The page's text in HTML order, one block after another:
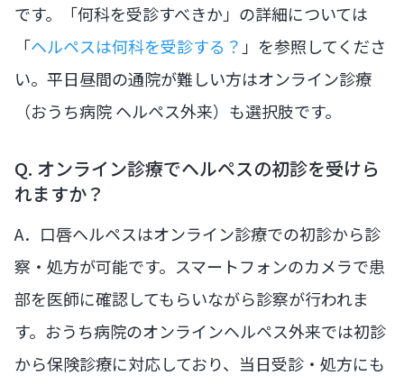
です。「何科を受診すべきか」の詳細については
「ヘルペスは何科を受診する？ 」を参照してくださ
い。平日昼間の通院が難しい方はオンライン診療
（おうち病院 ヘルペス外来）も選択肢です。
Q. オンライン診療でヘルペスの初診を受けら
れますか？
A．口唇ヘルペスはオンライン診療での初診から診
察・処方が可能です。スマートフォンのカメラで患
部を医師に確認してもらいながら診察が行われま
す。おうち病院のオンラインヘルペス外来では初診
から保険診療に対応しており、当日受診・処方にも